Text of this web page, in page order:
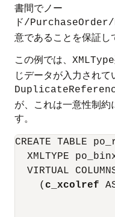
書間でノー
ド/
意であることを保証し
この例では、 XMLType
じデータが入力され
が、これは一意性制約
す。
CREATE TABLE
XMLTYPE
VIRTUAL
    (
c_xcolref